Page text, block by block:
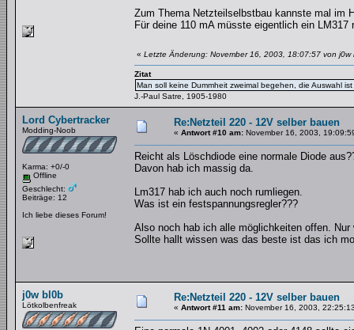
Zum Thema Netzteilselbstbau kannste mal im
Für deine 110 mA müsste eigentlich ein
« Letzte Änderung: November 16, 2003, 18:07:57 von j0w
Zitat
Man soll keine Dummheit zweimal begehen, die Auswahl
J.-Paul Satre, 1905-1980
Lord Cybertracker
Modding-Noob
Karma: +0/-0
Offline
Geschlecht:
Beiträge: 12
Ich liebe dieses Forum!
Re:Netzteil 220 - 12V selber bauen
« Antwort #10 am: November 16, 2003,
Reicht als Löschdiode eine normale Diode
Davon hab ich massig da.
Lm317 hab ich auch noch rumliegen.
Was ist ein festspannungsregler???
Also noch hab ich alle möglichkeiten offen.
Sollte hallt wissen was das beste ist das ich
j0w bl0b
Lötkolbenfreak
Re:Netzteil 220 - 12V selber bauen
« Antwort #11 am: November 16, 2003,